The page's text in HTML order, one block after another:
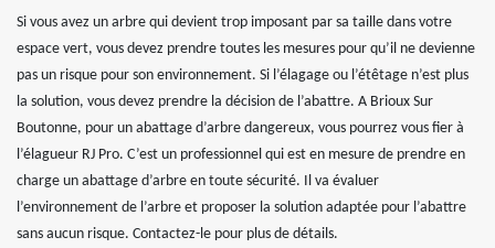
Si vous avez un arbre qui devient trop imposant par sa taille dans votre
espace vert, vous devez prendre toutes les mesures pour qu’il ne devienne
pas un risque pour son environnement. Si l’élagage ou l’étêtage n’est plus
la solution, vous devez prendre la décision de l’abattre. A Brioux Sur
Boutonne, pour un abattage d’arbre dangereux, vous pourrez vous fier à
l’élagueur RJ Pro. C’est un professionnel qui est en mesure de prendre en
charge un abattage d’arbre en toute sécurité. Il va évaluer
l’environnement de l’arbre et proposer la solution adaptée pour l’abattre
sans aucun risque. Contactez-le pour plus de détails.